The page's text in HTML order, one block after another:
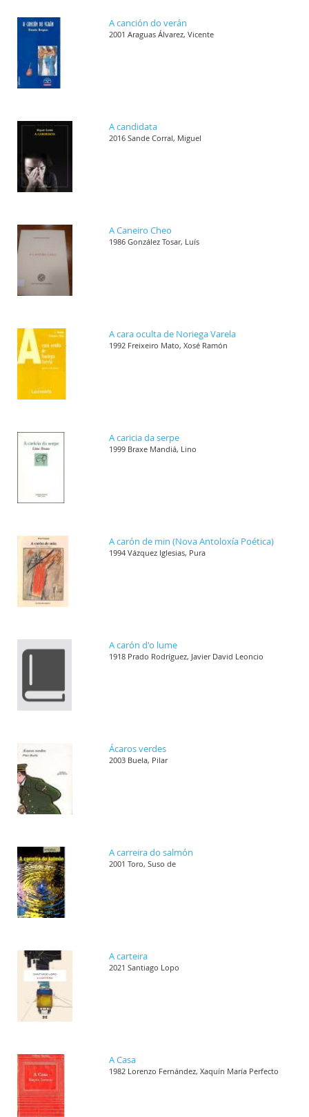
A canción do verán
2001 Araguas Álvarez, Vicente
A candidata
2016 Sande Corral, Miguel
A Caneiro Cheo
1986 González Tosar, Luís
A cara oculta de Noriega Varela
1992 Freixeiro Mato, Xosé Ramón
A caricia da serpe
1999 Braxe Mandiá, Lino
A carón de min (Nova Antoloxía Poética)
1994 Vázquez Iglesias, Pura
A carón d'o lume
1918 Prado Rodríguez, Javier David Leoncio
Ácaros verdes
2003 Buela, Pilar
A carreira do salmón
2001 Toro, Suso de
A carteira
2021 Santiago Lopo
A Casa
1982 Lorenzo Fernández, Xaquín María Perfecto